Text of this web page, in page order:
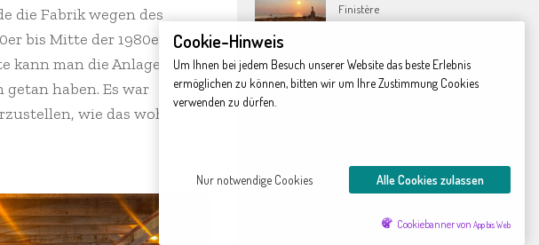
die Fabrik wegen des
bis Mitte der 1980er Jahre
kann man die Anlage als
haben. Es war
wie das wohl
Finistère
LA TOUR/UNTERWEGS
Cookie-Hinweis
Um Ihnen bei jedem Besuch unserer Website das beste Erlebnis
ermöglichen zu können, bitten wir um Ihre Zustimmung Cookies
verwenden zu dürfen.
Nur notwendige Cookies Alle Cookies zulassen
Cookiebanner von App bis Web